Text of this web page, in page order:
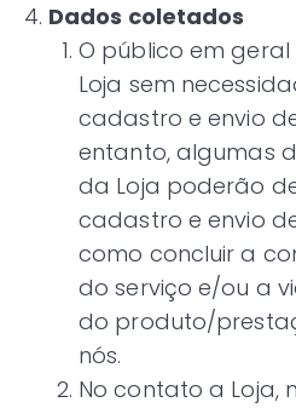
Dados coletados
O público em
Loja sem
cadastro e envio
entanto, algumas
da Loja poderão
cadastro e envio
como concluir a
do serviço e/ou a
do produto/
nós.
No contato a Loja,